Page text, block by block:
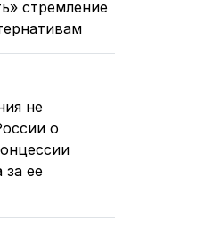
стремление
не
о
ее